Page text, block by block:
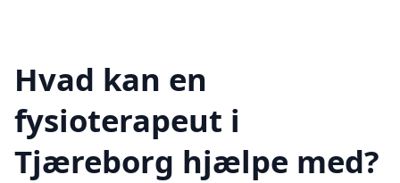
Hvad kan en
fysioterapeut i
Tjæreborg hjælpe med?